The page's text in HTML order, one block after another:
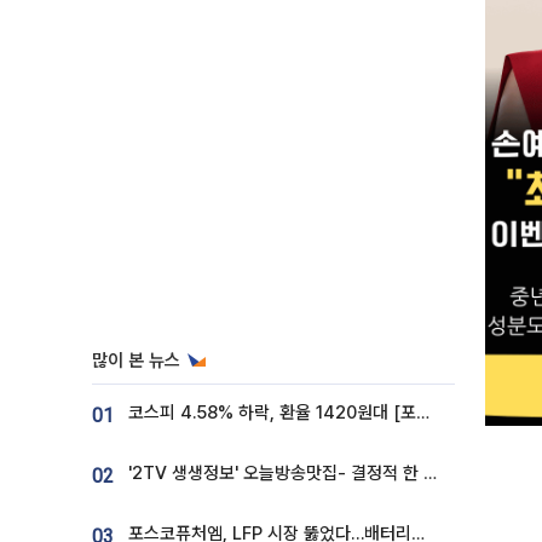
많이 본 뉴스
01 코스피 4.58% 하락, 환율 1420원대 [포토]
02 '2TV 생생정보' 오늘방송맛집- 결정적 한 수, 3종 메밀면! 메밀 소바 맛집 '의○○○○'
03 포스코퓨처엠, LFP 시장 뚫었다…배터리사와 대규모 장기 공급 합의